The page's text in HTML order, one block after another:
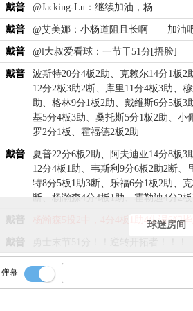
戴普 @Jacking-Lu：继续加油，杨
戴普 @艾美娜：小杨道阻且长啊——加油
戴普 @l大叔爱看球：一节干51分[捂脸]
戴普
波斯特20分4板2助、克赖尔14分1板2
12分2板3助2断、库里11分4板3助、
助、格林9分1板2助、戴维斯6分5板
基5分4板3助、桑托斯5分1板2助、小
罗2分1板、霍福德2板2助
戴普
夏普22分6板2助、阿夫迪亚14分8板
12分4板1助、韦斯利9分6板2助2断
特8分5板1助3断、乐福6分1板2助、
断、杨瀚森4分4板1助、霍勒迪4分2
戴普 杨瀚森5投2中，4分4板1助4失误6犯毕
戴普
全场比赛结束！！！
戴普 球开出来！！时间到！！
球迷房间
弹幕